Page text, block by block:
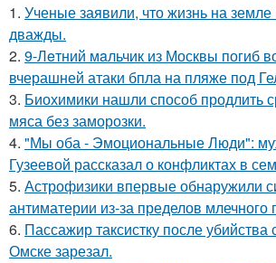
1. Ученые заявили, что жизнь на земле
дважды.
2. 9-Лeтний мaльчик из Москвы погиб
вчерашней атаки бпла на пляже под
3. Биохимики нашли способ продлить
мяса без заморозки.
4. "Мы оба - Эмоциональные Люди":
Гузеевой рассказал о конфликтах в
5. Астрофизики впервые обнаружили
антиматерии из-за пределов млечного
6. Пассажир таксистку после
Омске зарезал.